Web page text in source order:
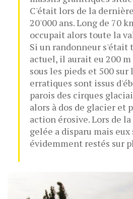
C'était lors de la
20'000 ans. Long de 70
occupait alors toute la
Si un randonneur s'était
actuel, il aurait eu 200
sous les pieds et 500 sur
erratiques sont issus
parois des cirques
alors à dos de glacier et
action érosive. Lors de
gelée a disparu mais
évidemment restés sur